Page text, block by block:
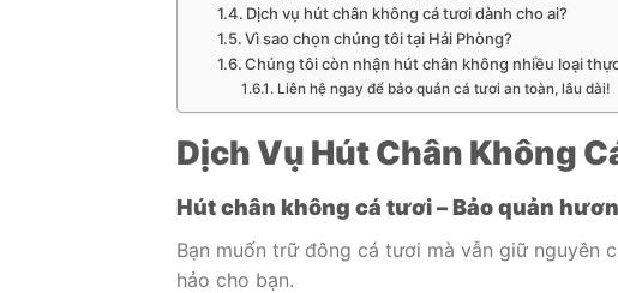
Dịch vụ hút chân không cá tươi dành cho ai?
Vì sao chọn chúng tôi tại Hải Phòng?
Chúng tôi còn nhận hút chân không nhiều loại
Liên hệ ngay để bảo quản cá tươi an toàn, lâu dài!
Dịch Vụ Hút Chân Không
Hút chân không cá tươi – Bảo quản
Bạn muốn trữ đông cá tươi mà vẫn giữ nguyên
hảo cho bạn.